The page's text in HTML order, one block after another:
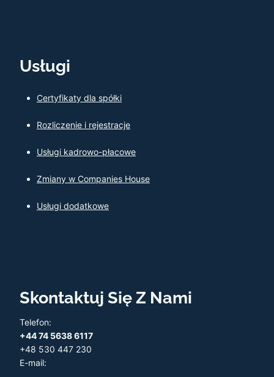
Usługi
Certyfikaty dla spółki
Rozliczenie i rejestracje
Usługi kadrowo-płacowe
Zmiany w Companies House
Usługi dodatkowe
Skontaktuj Się Z Nami
Telefon:
+44 74 5638 6117
+48 530 447 230
E-mail: